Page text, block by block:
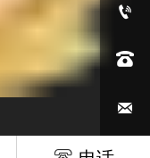


